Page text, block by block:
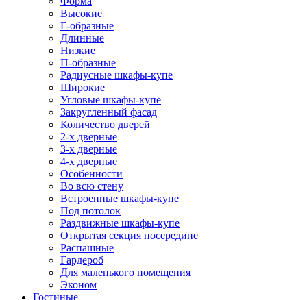
Высокие
Г-образные
Длинные
Низкие
П-образные
Радиусные шкафы-купе
Широкие
Угловые шкафы-купе
Закругленный фасад
Количество дверей
2-х дверные
3-х дверные
4-х дверные
Особенности
Во всю стену
Встроенные шкафы-купе
Под потолок
Раздвижные шкафы-купе
Открытая секция посередине
Распашные
Гардероб
Для маленького помещения
Эконом
Гостиные